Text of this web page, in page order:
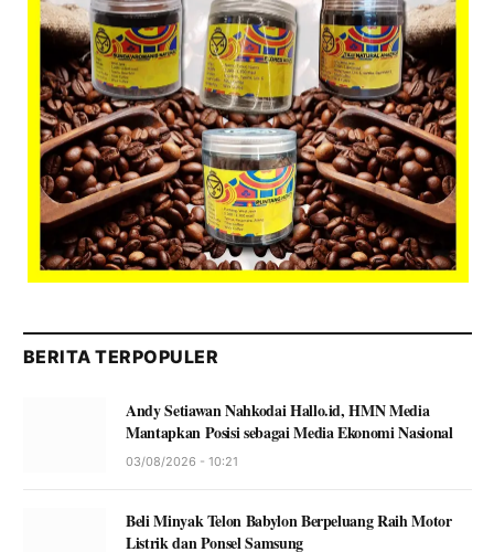
BERITA TERPOPULER
Andy Setiawan Nahkodai Hallo.id, HMN Media
Mantapkan Posisi sebagai Media Ekonomi Nasional
03/08/2026 - 10:21
Beli Minyak Telon Babylon Berpeluang Raih Motor
Listrik dan Ponsel Samsung